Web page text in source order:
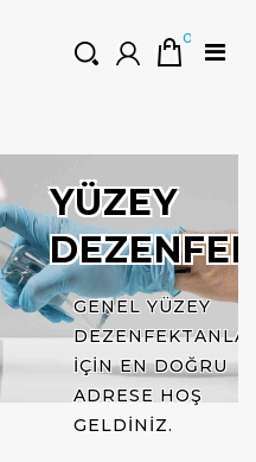
0
0 ₺
YÜZEY
GENEL YÜZEY
IÇIN EN DOĞRU
ADRESE HOŞ
GELDINIZ.